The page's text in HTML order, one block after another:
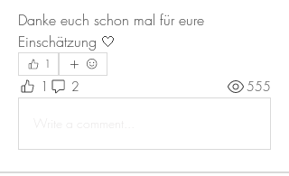
Danke euch schon mal für eure
Einschätzung 🤍
1
1 2 555